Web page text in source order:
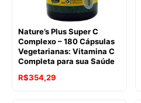
Nature’s Plus Super C
Complexo – 180 Cápsulas
Vegetarianas: Vitamina C
Completa para sua Saúde
R$354,29